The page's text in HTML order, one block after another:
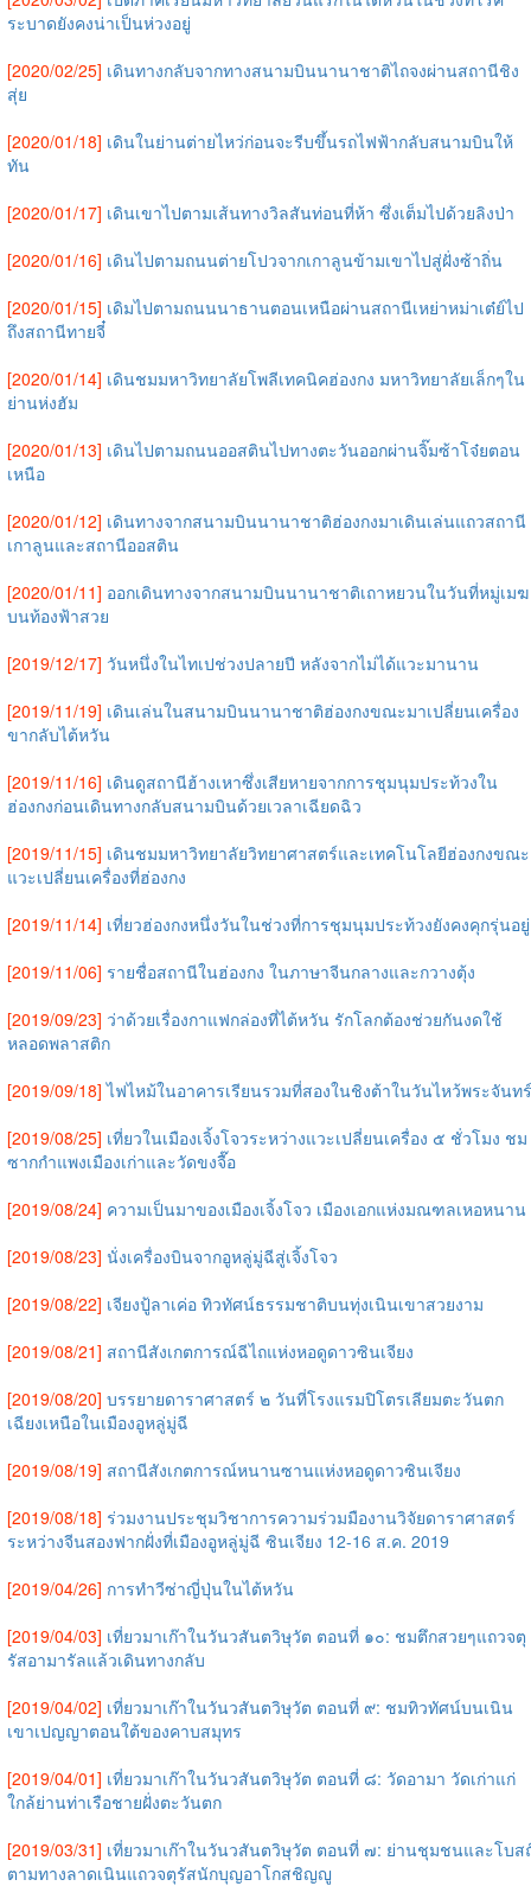
ระบาดยังคงน่าเป็นห่วงอยู่
[2020/02/25] เดินทางกลับจากทางสนามบินนานาชาติไถจงผ่านสถานีชิง
สุ่ย
[2020/01/18] เดินในย่านต่ายไหว่ก่อนจะรีบขึ้นรถไฟฟ้ากลับสนามบินให้
ทัน
[2020/01/17] เดินเขาไปตามเส้นทางวิลสันท่อนที่ห้า ซึ่งเต็มไปด้วยลิงป่า
[2020/01/16] เดินไปตามถนนต่ายโปวจากเกาลูนข้ามเขาไปสู่ฝั่งซ้าถิ่น
[2020/01/15] เดิมไปตามถนนนาธานตอนเหนือผ่านสถานีเหย่าหม่าเต๋ย์ไป
ถึงสถานีทายจี๋
[2020/01/14] เดินชมมหาวิทยาลัยโพลีเทคนิคฮ่องกง มหาวิทยาลัยเล็กๆใน
ย่านห่งฮัม
[2020/01/13] เดินไปตามถนนออสตินไปทางตะวันออกผ่านจิ๊มซ้าโจ๋ยตอน
เหนือ
[2020/01/12] เดินทางจากสนามบินนานาชาติฮ่องกงมาเดินเล่นแถวสถานี
เกาลูนและสถานีออสติน
[2020/01/11] ออกเดินทางจากสนามบินนานาชาติเถาหยวนในวันที่หมู่เมฆ
บนท้องฟ้าสวย
[2019/12/17] วันหนึ่งในไทเปช่วงปลายปี หลังจากไม่ได้แวะมานาน
[2019/11/19] เดินเล่นในสนามบินนานาชาติฮ่องกงขณะมาเปลี่ยนเครื่อง
ขากลับไต้หวัน
[2019/11/16] เดินดูสถานีฮ้างเหาซึ่งเสียหายจากการชุมนุมประท้วงใน
ฮ่องกงก่อนเดินทางกลับสนามบินด้วยเวลาเฉียดฉิว
[2019/11/15] เดินชมมหาวิทยาลัยวิทยาศาสตร์และเทคโนโลยีฮ่องกงขณะ
แวะเปลี่ยนเครื่องที่ฮ่องกง
[2019/11/14] เที่ยวฮ่องกงหนึ่งวันในช่วงที่การชุมนุมประท้วงยังคงคุกรุ่นอยู่
[2019/11/06] รายชื่อสถานีในฮ่องกง ในภาษาจีนกลางและกวางตุ้ง
[2019/09/23] ว่าด้วยเรื่องกาแฟกล่องที่ไต้หวัน รักโลกต้องช่วยกันงดใช้
หลอดพลาสติก
[2019/09/18] ไฟไหม้ในอาคารเรียนรวมที่สองในชิงต้าในวันไหว้พระจันทร์
[2019/08/25] เที่ยวในเมืองเจิ้งโจวระหว่างแวะเปลี่ยนเครื่อง ๕ ชั่วโมง ชม
ซากกำแพงเมืองเก่าและวัดขงจื๊อ
[2019/08/24] ความเป็นมาของเมืองเจิ้งโจว เมืองเอกแห่งมณฑลเหอหนาน
[2019/08/23] นั่งเครื่องบินจากอูหลู่มู่ฉีสู่เจิ้งโจว
[2019/08/22] เจียงปู้ลาเค่อ ทิวทัศน์ธรรมชาติบนทุ่งเนินเขาสวยงาม
[2019/08/21] สถานีสังเกตการณ์ฉีไถแห่งหอดูดาวซินเจียง
[2019/08/20] บรรยายดาราศาสตร์ ๒ วันที่โรงแรมปิโตรเลียมตะวันตก
เฉียงเหนือในเมืองอูหลู่มู่ฉี
[2019/08/19] สถานีสังเกตการณ์หนานซานแห่งหอดูดาวซินเจียง
[2019/08/18] ร่วมงานประชุมวิชาการความร่วมมืองานวิจัยดาราศาสตร์
ระหว่างจีนสองฟากฝั่งที่เมืองอูหลู่มู่ฉี ซินเจียง 12-16 ส.ค. 2019
[2019/04/26] การทำวีซ่าญี่ปุ่นในไต้หวัน
[2019/04/03] เที่ยวมาเก๊าในวันวสันตวิษุวัต ตอนที่ ๑๐: ชมตึกสวยๆแถวจตุ
รัสอามารัลแล้วเดินทางกลับ
[2019/04/02] เที่ยวมาเก๊าในวันวสันตวิษุวัต ตอนที่ ๙: ชมทิวทัศน์บนเนิน
เขาเปญญาตอนใต้ของคาบสมุทร
[2019/04/01] เที่ยวมาเก๊าในวันวสันตวิษุวัต ตอนที่ ๘: วัดอามา วัดเก่าแก่
ใกล้ย่านท่าเรือชายฝั่งตะวันตก
[2019/03/31] เที่ยวมาเก๊าในวันวสันตวิษุวัต ตอนที่ ๗: ย่านชุมชนและโบส
ตามทางลาดเนินแถวจตุรัสนักบุญอาโกสชิญญู